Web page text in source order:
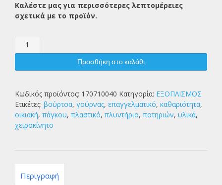
Καλέστε μας για περισσότερες λεπτομέρειες
σχετικά με το προϊόν.
ΠΛΥΝΤΗΡΙΟ
ΠΟΤΗΡΙΩΝ
ΒΟΥΡΤΣΑ
ποσότητα
Προσθήκη στο καλάθι
Κωδικός προϊόντος: 170710040 Κατηγορία: ΕΞΟΠΛΙΣΜΟΣ
Ετικέτες: βούρτσα, γούρνας, επαγγελματικό, καθαριότητα,
οικιακή, πάγκου, πλαστικό, πλυντήριο, ποτηριών, υλικά,
χειροκίνητο
Περιγραφή